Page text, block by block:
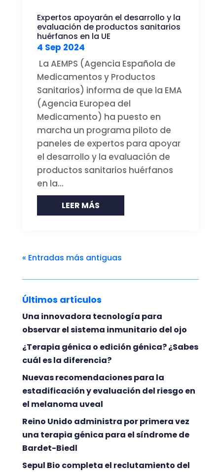
Expertos apoyarán el desarrollo y la
evaluación de productos sanitarios
huérfanos en la UE
4 Sep 2024
La AEMPS (Agencia Española de
Medicamentos y Productos
Sanitarios) informa de que la EMA
(Agencia Europea del
Medicamento) ha puesto en
marcha un programa piloto de
paneles de expertos para apoyar
el desarrollo y la evaluación de
productos sanitarios huérfanos
en la...
LEER MÁS
« Entradas más antiguas
Últimos artículos
Una innovadora tecnología para
observar el sistema inmunitario del ojo
¿Terapia génica o edición génica? ¿Sabes
cuál es la diferencia?
Nuevas recomendaciones para la
estadificación y evaluación del riesgo en
el melanoma uveal
Reino Unido administra por primera vez
una terapia génica para el síndrome de
Bardet-Biedl
Sepul Bio completa el reclutamiento del